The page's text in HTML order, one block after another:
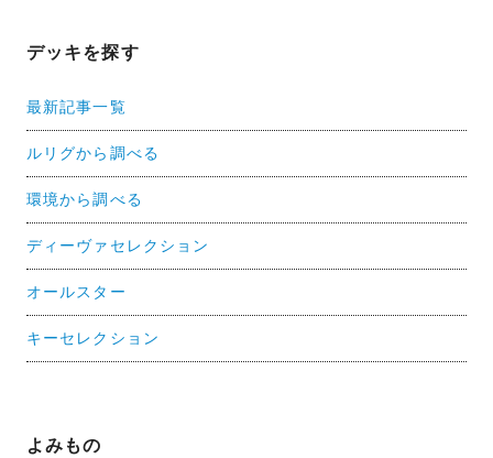
デッキを探す
最新記事一覧
ルリグから調べる
環境から調べる
ディーヴァセレクション
オールスター
キーセレクション
よみもの